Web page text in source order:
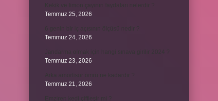
Temmuz 25, 2026
Temmuz 24, 2026
Temmuz 23, 2026
Temmuz 21, 2026